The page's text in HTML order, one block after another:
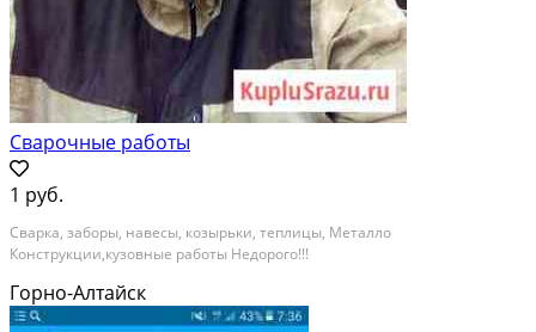
Сварочные работы
1 руб.
Сварка, заборы, навесы, козырьки, теплицы, Металло
Конструкции,кузовные работы Недорого!!!
Горно-Алтайск